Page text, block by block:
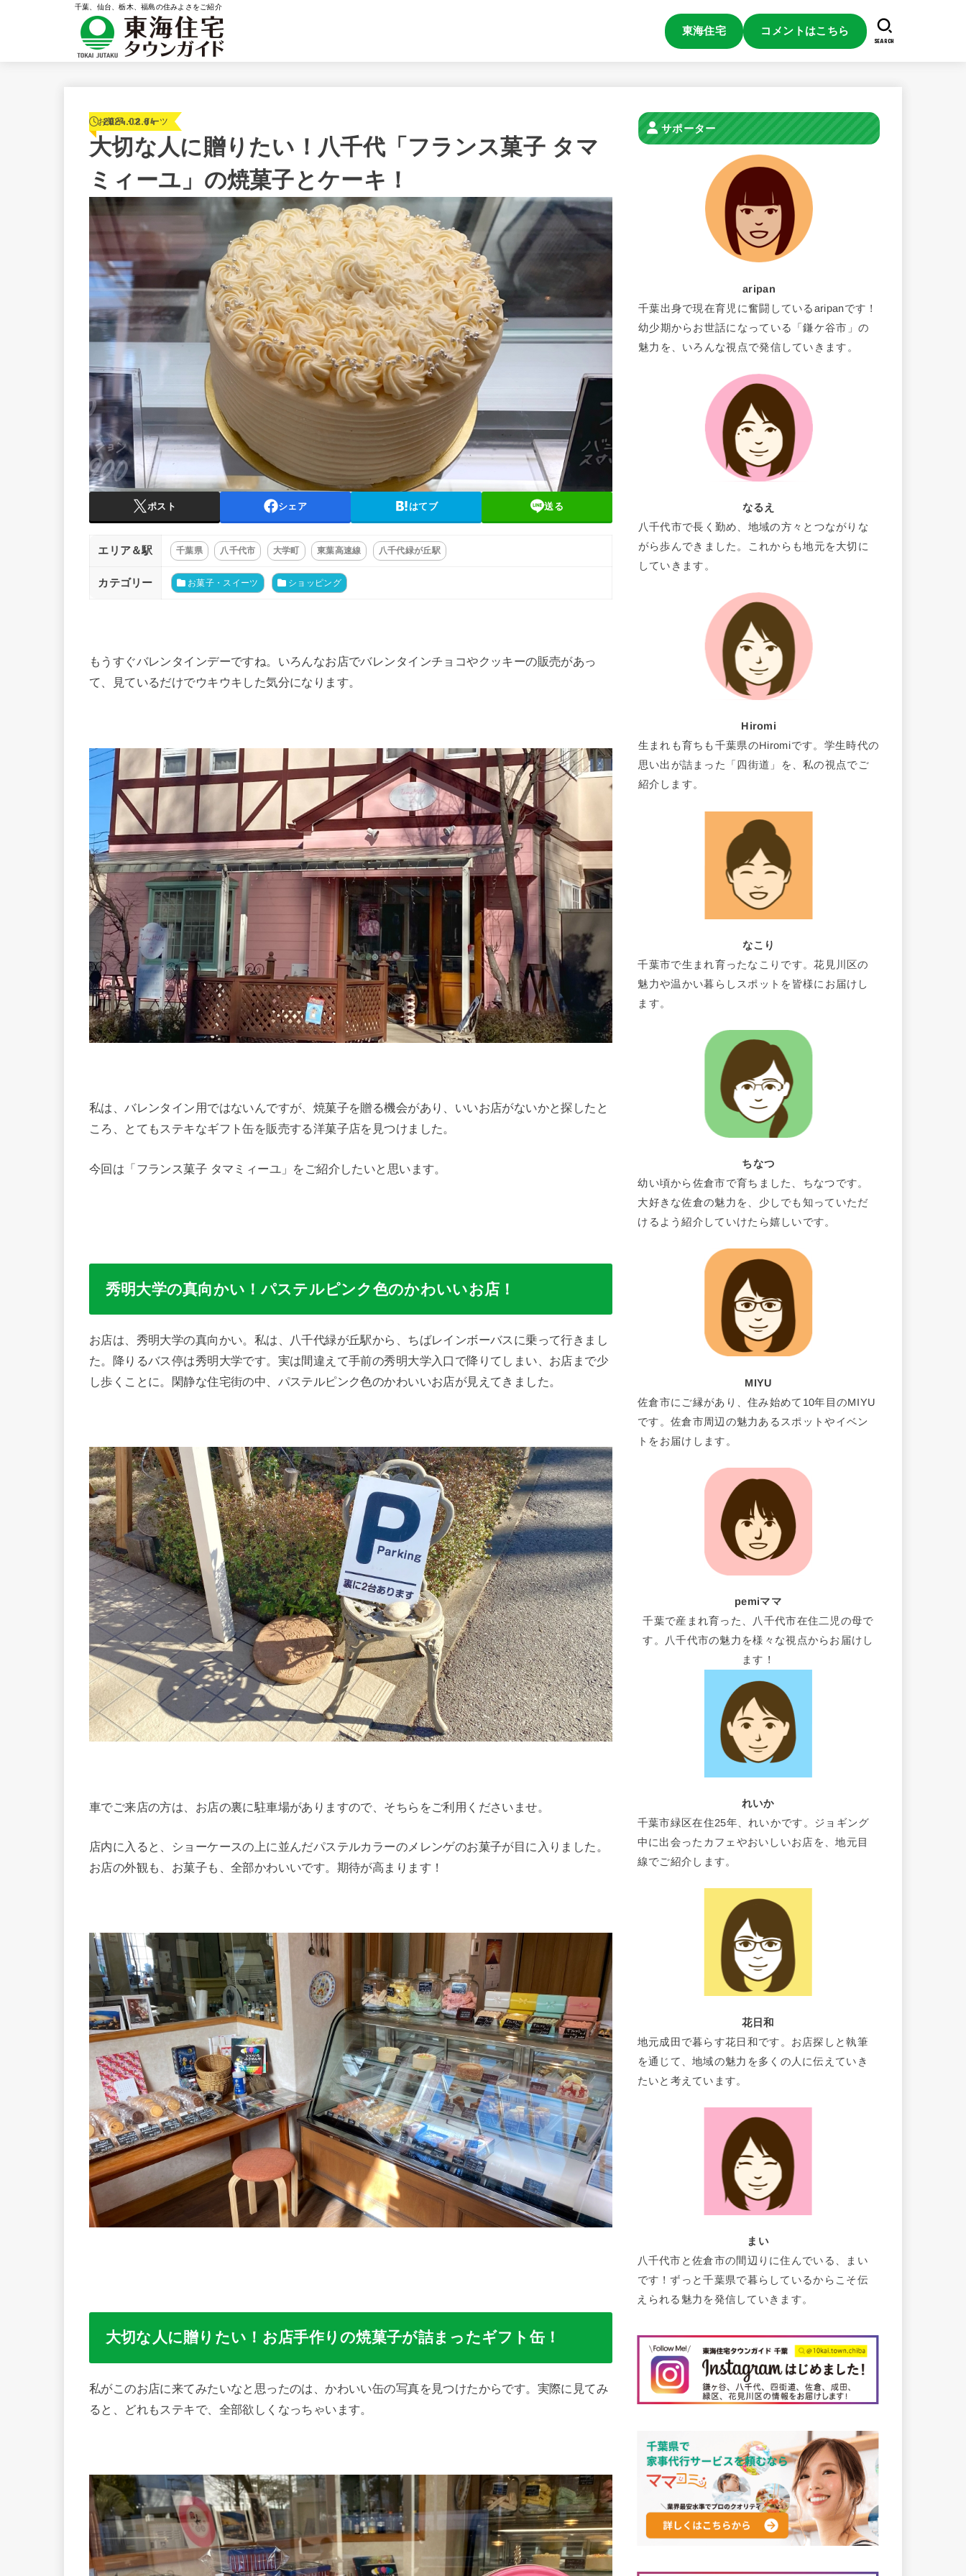
千葉、仙台、栃木、福島の住みよさをご紹介
東海住宅 コメントはこちら
SEARCH
お菓子・スイーツ
2024.02.04
大切な人に贈りたい！八千代「フランス菓子 タマ
ミィーユ」の焼菓子とケーキ！
ポスト シェア はてブ 送る
エリア＆駅 千葉県 八千代市 大学町 東葉高速線 八千代緑が丘駅
カテゴリー お菓子・スイーツ ショッピング
もうすぐバレンタインデーですね。いろんなお店でバレンタインチョコやクッキーの販売があっ
て、見ているだけでウキウキした気分になります。
私は、バレンタイン用ではないんですが、焼菓子を贈る機会があり、いいお店がないかと探したと
ころ、とてもステキなギフト缶を販売する洋菓子店を見つけました。
今回は「フランス菓子 タマミィーユ」をご紹介したいと思います。
秀明大学の真向かい！パステルピンク色のかわいいお店！
お店は、秀明大学の真向かい。私は、八千代緑が丘駅から、ちばレインボーバスに乗って行きまし
た。降りるバス停は秀明大学です。実は間違えて手前の秀明大学入口で降りてしまい、お店まで少
し歩くことに。閑静な住宅街の中、パステルピンク色のかわいいお店が見えてきました。
車でご来店の方は、お店の裏に駐車場がありますので、そちらをご利用くださいませ。
店内に入ると、ショーケースの上に並んだパステルカラーのメレンゲのお菓子が目に入りました。
お店の外観も、お菓子も、全部かわいいです。期待が高まります！
大切な人に贈りたい！お店手作りの焼菓子が詰まったギフト缶！
私がこのお店に来てみたいなと思ったのは、かわいい缶の写真を見つけたからです。実際に見てみ
ると、どれもステキで、全部欲しくなっちゃいます。
サポーター
aripan
千葉出身で現在育児に奮闘しているaripanです！
幼少期からお世話になっている「鎌ケ谷市」の
魅力を、いろんな視点で発信していきます。
なるえ
八千代市で長く勤め、地域の方々とつながりな
がら歩んできました。これからも地元を大切に
していきます。
Hiromi
生まれも育ちも千葉県のHiromiです。学生時代の
思い出が詰まった「四街道」を、私の視点でご
紹介します。
なこり
千葉市で生まれ育ったなこりです。花見川区の
魅力や温かい暮らしスポットを皆様にお届けし
ます。
ちなつ
幼い頃から佐倉市で育ちました、ちなつです。
大好きな佐倉の魅力を、少しでも知っていただ
けるよう紹介していけたら嬉しいです。
MIYU
佐倉市にご縁があり、住み始めて10年目のMIYU
です。佐倉市周辺の魅力あるスポットやイベン
トをお届けします。
pemiママ
千葉で産まれ育った、八千代市在住二児の母で
す。八千代市の魅力を様々な視点からお届けし
ます！
れいか
千葉市緑区在住25年、れいかです。ジョギング
中に出会ったカフェやおいしいお店を、地元目
線でご紹介します。
花日和
地元成田で暮らす花日和です。お店探しと執筆
を通じて、地域の魅力を多くの人に伝えていき
たいと考えています。
まい
八千代市と佐倉市の間辺りに住んでいる、まい
です！ずっと千葉県で暮らしているからこそ伝
えられる魅力を発信していきます。